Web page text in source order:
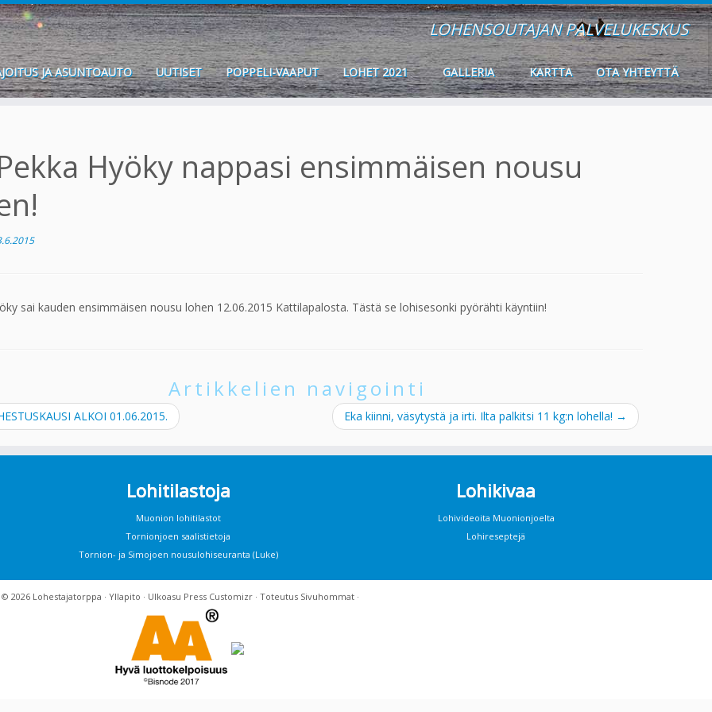
LOHENSOUTAJAN PALVELUKESKUS
JA ASUNTOAUTO UUTISET POPPELI-VAAPUT LOHET 2021 GALLERIA KARTTA OTA YHTEYTTÄ
Hyöky nappasi ensimmäisen nousu
sai kauden ensimmäisen nousu lohen 12.06.2015 Kattilapalosta. Tästä se lohisesonki pyörähti käyntiin!
Artikkelien navigointi
ALKOI 01.06.2015. Eka kiinni, väsytystä ja irti. Ilta palkitsi 11 kg:n lohella! →
Lohitilastoja
Muonion lohitilastot
Tornionjoen saalistietoja
Tornion- ja Simojoen nousulohiseuranta (Luke)
Lohikivaa
Lohivideoita Muonionjoelta
Lohireseptejä
© 2026 Lohestajatorppa · Yllapito · Ulkoasu Press Customizr · Toteutus Sivuhommat ·